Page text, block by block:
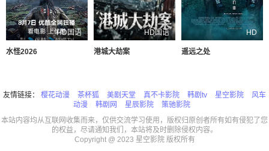
HD国语
水怪2026
HD国语
港城大劫案
HD
遥远之处
友情链接： 樱花动漫 茶杯狐 美剧天堂 真不卡影院 韩剧tv 星空影院
风车
动漫
韩剧网 星辰影院
策驰影院
本站内容均从互联网收集而来，仅供交流学习使用，版权归原创者所有如有侵犯了您
的权益，尽请通知我们，本站将及时删除侵权内容。
Copyright @ 2023 星空影院 版权所有